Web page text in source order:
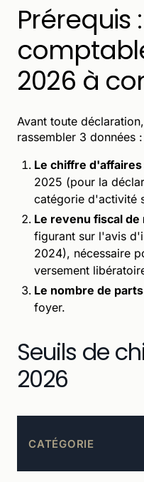
Prérequis
2026 à
Avant toute
rassembler 3 données :
Le chiffre
2025 (pour la
catégorie d'activité
Le revenu fiscal
figurant sur l'avis
2024), nécessaire
versement
Le nombre de
foyer.
Seuils de
2026
CATÉGORIE